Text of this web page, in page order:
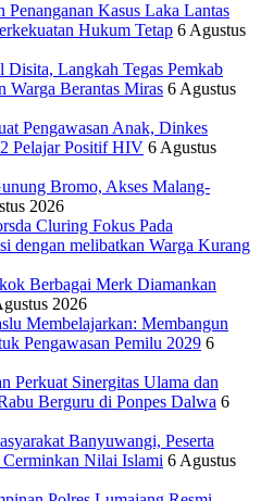
Penanganan Kasus Laka Lantas
Hukum Tetap 6 Agustus
Langkah Tegas Pemkab
Warga Berantas Miras 6 Agustus
Pengawasan Anak, Dinkes
Pelajar Positif HIV 6 Agustus
Bromo, Akses Malang-
2026
Cluring Fokus Pada
dengan melibatkan Warga Kurang
Berbagai Merk Diamankan
2026
Membelajarkan: Membangun
Pengawasan Pemilu 2029 6
Perkuat Sinergitas Ulama dan
Berguru di Ponpes Dalwa 6
Banyuwangi, Peserta
Nilai Islami 6 Agustus